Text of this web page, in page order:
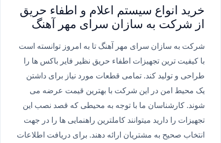
خرید انواع سیستم اعلام و اطفاء حریق
از شرکت به سازان سرای مهر آهنگ
شرکت به سازان سرای مهر آهنگ تا به امروز توانسته است
با کیفیت ترین تجهیزات اطفاء حریق نظیر فایر باکس ها را
طراحی و تولید کند. تمامی قطعات مورد نیاز برای داشتن
یک محیط امن در این شرکت با بهترین قیمت عرضه می
شوند. کارشناسان ما با توجه به محیطی که قصد نصب این
تجهیزات را دارید میتوانند کاملترین راهنمایی ها را در جهت
انتخاب صحیح به مشتریان ارائه دهند. برای دریافت اطلاعات